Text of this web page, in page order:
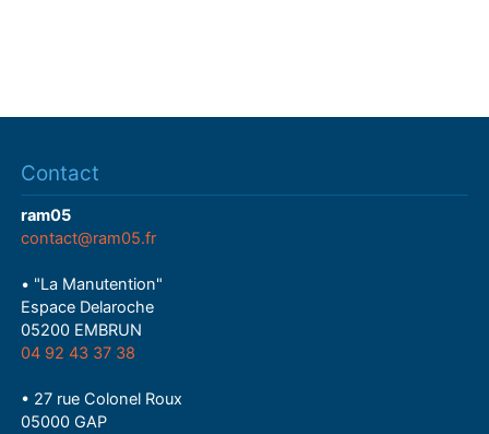
Contact
ram05
contact@ram05.fr
• "La Manutention"
Espace Delaroche
05200 EMBRUN
04 92 43 37 38
• 27 rue Colonel Roux
05000 GAP